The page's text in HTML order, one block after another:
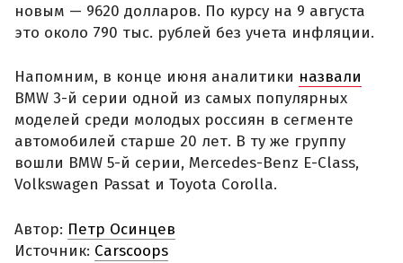
новым — 9620 долларов. По курсу на 9 августа
это около 790 тыс. рублей без учета инфляции.
Напомним, в конце июня аналитики назвали
BMW 3-й серии одной из самых популярных
моделей среди молодых россиян в сегменте
автомобилей старше 20 лет. В ту же группу
вошли BMW 5-й серии, Mercedes-Benz E-Class,
Volkswagen Passat и Toyota Corolla.
Автор: Петр Осинцев
Источник: Carscoops